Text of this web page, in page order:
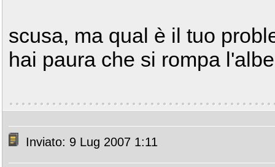
scusa, ma qual è il tuo
hai paura che si rompa
Inviato: 9 Lug 2007 1:11